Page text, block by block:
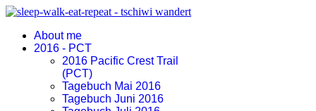
About me
2016 - PCT
2016 Pacific Crest Trail
(PCT)
Tagebuch Mai 2016
Tagebuch Juni 2016